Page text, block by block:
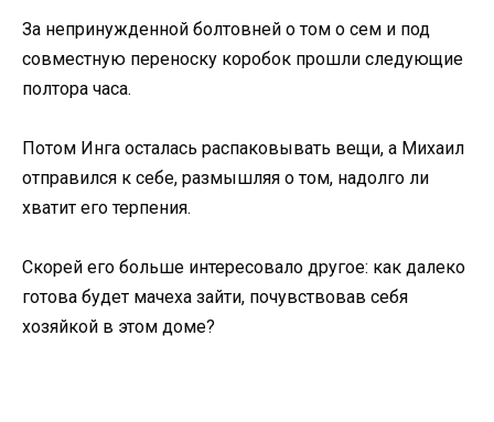
За непринужденной болтовней о том о сем и под
совместную переноску коробок прошли следующие
полтора часа.
Потом Инга осталась распаковывать вещи, а Михаил
отправился к себе, размышляя о том, надолго ли
хватит его терпения.
Скорей его больше интересовало другое: как далеко
готова будет мачеха зайти, почувствовав себя
хозяйкой в этом доме?